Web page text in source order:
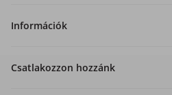
Információk
Csatlakozzon hozzánk